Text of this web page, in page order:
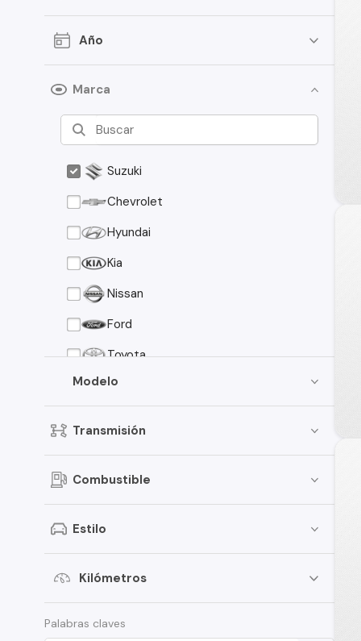
Año
Marca
Suzuki
Chevrolet
Hyundai
Kia
Nissan
Ford
Toyota
Peugeot
Volkswagen
SsangYong
Chery
Modelo
Transmisión
Combustible
Estilo
Kilómetros
Palabras claves